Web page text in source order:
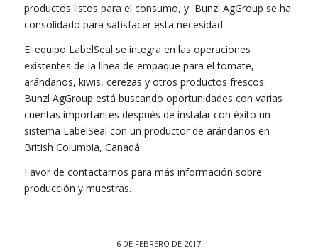
productos listos para el consumo, y Bunzl AgGroup se ha
consolidado para satisfacer esta necesidad.
El equipo LabelSeal se integra en las operaciones
existentes de la línea de empaque para el tomate,
arándanos, kiwis, cerezas y otros productos frescos.
Bunzl AgGroup está buscando oportunidades con varias
cuentas importantes después de instalar con éxito un
sistema LabelSeal con un productor de arándanos en
British Columbia, Canadá.
Favor de contactarnos para más información sobre
producción y muestras.
6 DE FEBRERO DE 2017